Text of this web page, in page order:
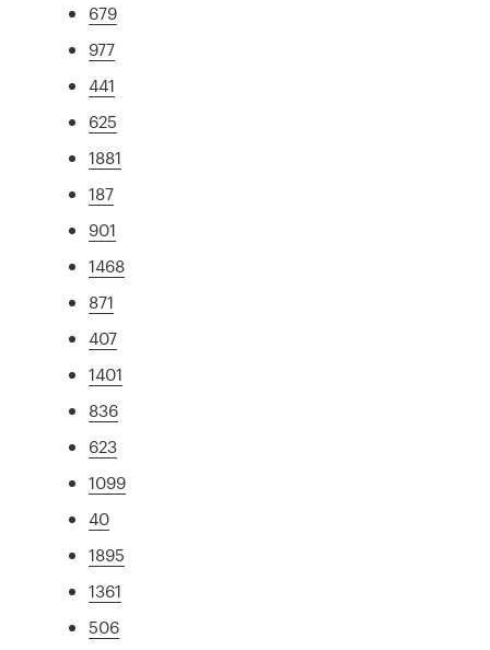
679
977
441
625
1881
187
901
1468
871
407
1401
836
623
1099
40
1895
1361
506